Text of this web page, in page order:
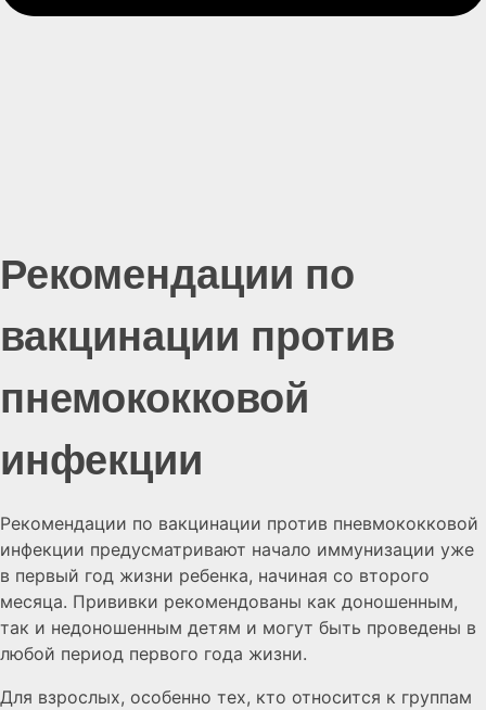
Рекомендации по
вакцинации против
пнемококковой
инфекции
Рекомендации по вакцинации против пневмококковой
инфекции предусматривают начало иммунизации уже
в первый год жизни ребенка, начиная со второго
месяца. Прививки рекомендованы как доношенным,
так и недоношенным детям и могут быть проведены в
любой период первого года жизни.
Для взрослых, особенно тех, кто относится к группам